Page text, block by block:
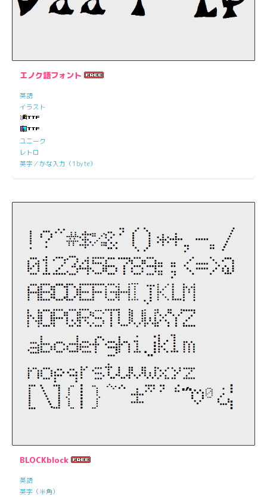
エノク語フォント
英語
イラスト
ユニーク
レトロ
英字／かな入力（1byte）
BLOCKblock
英語
英字（半角）